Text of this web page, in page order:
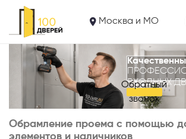
Москва и МО
ВХОДНЫХ
Обратный
звонок
Обрамление проема с помощью
элементов и наличников